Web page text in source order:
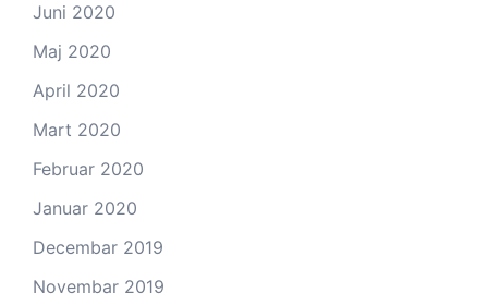
Juni 2020
Maj 2020
April 2020
Mart 2020
Februar 2020
Januar 2020
Decembar 2019
Novembar 2019